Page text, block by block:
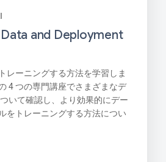
and Deployment
レーニングする方法を学習しま
4 つの専門講座でさまざまなデ
いて確認し、より効果的にデー
をトレーニングする方法につい